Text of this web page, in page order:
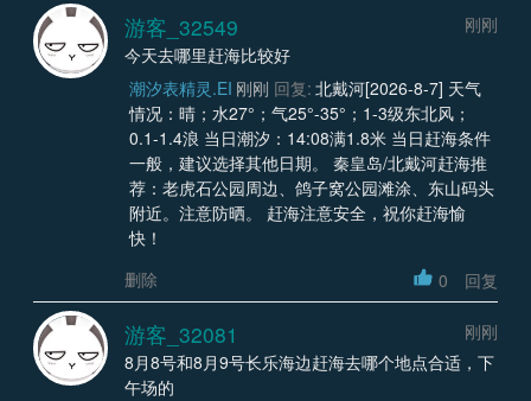
游客_32549
刚刚
今天去哪里赶海比较好
潮汐表精灵.EI 刚刚 回复: 北戴河[2026-8-7] 天气
情况：晴；水27°；气25°-35°；1-3级东北风；
0.1-1.4浪 当日潮汐：14:08满1.8米 当日赶海条件
一般，建议选择其他日期。 秦皇岛/北戴河赶海推
荐：老虎石公园周边、鸽子窝公园滩涂、东山码头
附近。注意防晒。 赶海注意安全，祝你赶海愉
快！
删除
0 回复
游客_32081
刚刚
8月8号和8月9号长乐海边赶海去哪个地点合适，下
午场的